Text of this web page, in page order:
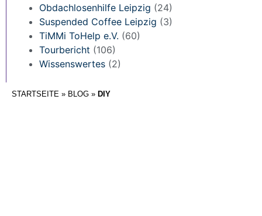
STARTSEITE » BLOG » DIY
Obdachlosenhilfe Leipzig (24)
Suspended Coffee Leipzig (3)
TiMMi ToHelp e.V. (60)
Tourbericht (106)
Wissenswertes (2)